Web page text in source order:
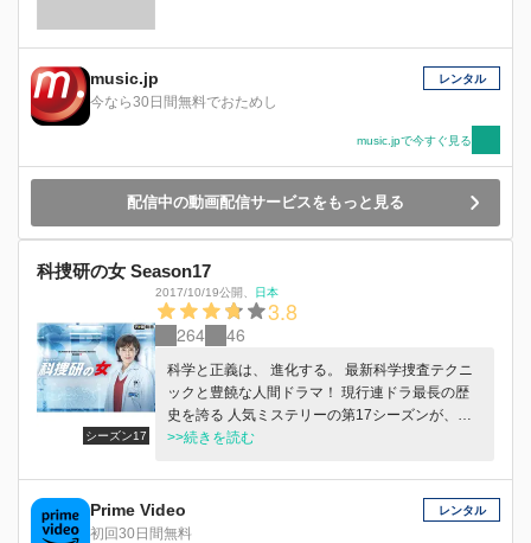
music.jp
今なら30日間無料でおためし
レンタル
music.jpで今すぐ見る
配信中の動画配信サービスをもっと見る
科捜研の女 Season17
シーズン17
2017/10/19公開 日本
3.8
264 46
科学と正義は、 進化する。 最新科学捜査テクニ
ックと豊饒な人間ドラマ！ 現行連ドラ最長の歴
史を誇る 人気ミステリーの第17シーズンが、ス
タート! 京都府警科学捜査研究所（通称・科捜
とした、ひと癖もふた癖もある研究員たちが、法
医、物理、化学、文書鑑定などの専門技術を武器
に事件の真相解明に挑む姿を描く、『科捜研の
>>続きを読む
Prime Video
初回30日間無料
レンタル